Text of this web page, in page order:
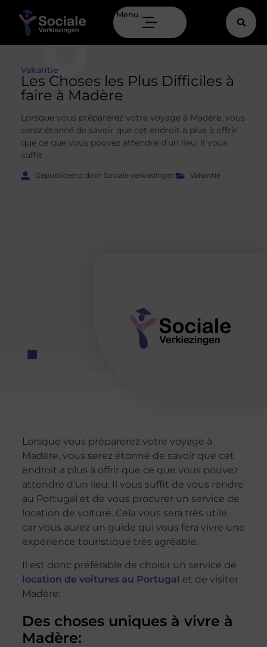
Menu
Vakantie
Les Choses les Plus Difficiles à
faire à Madère
Lorsque vous préparerez votre voyage à Madère, vous
serez étonné de savoir que cet endroit a plus à offrir
que ce que vous pouvez attendre d’un lieu. Il vous
suffit
Gepubliceerd door Sociale verkiezingen Vakantie
Lorsque vous préparerez votre voyage à
Madère, vous serez étonné de savoir que cet
endroit a plus à offrir que ce que vous pouvez
attendre d’un lieu. Il vous suffit de vous rendre
au Portugal et de vous procurer un service de
location de voiture. Cela vous sera très utile,
car vous aurez un guide qui vous fera vivre une
expérience touristique très agréable.
Il est donc préférable de choisir un service de
location de voitures au Portugal et de visiter
Madère:
Des choses uniques à vivre à
Madère: